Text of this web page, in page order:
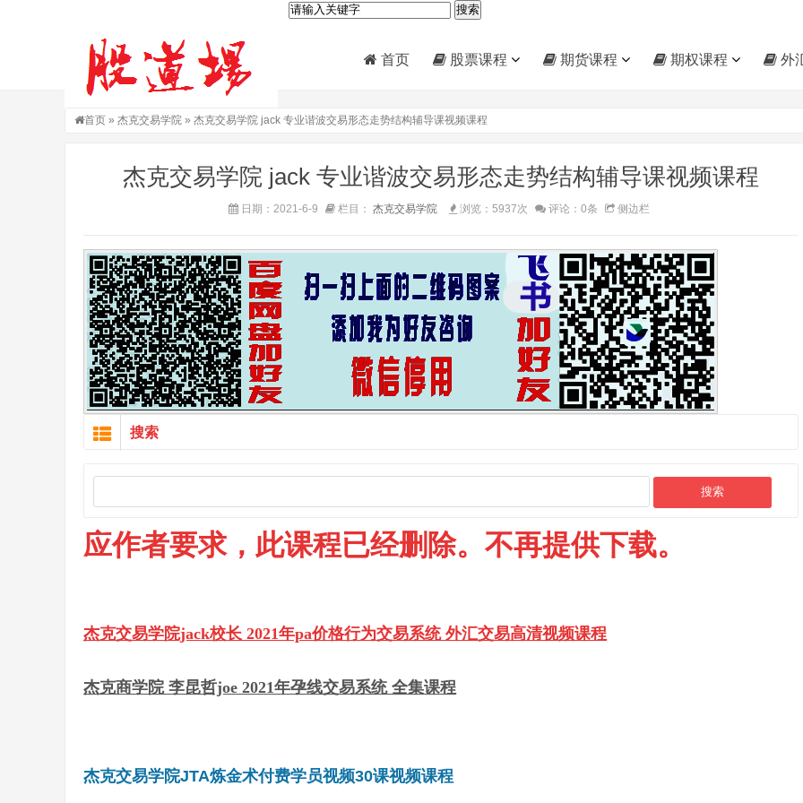
首页 股票课程 期货课程 期权课程 外
首页 » 杰克交易学院 » 杰克交易学院 jack 专业谐波交易形态走势结构辅导课视频课程
杰克交易学院 jack 专业谐波交易形态走势结构辅导课视频课程
日期：2021-6-9 栏目： 杰克交易学院 浏览：5937次 评论：0条 侧边栏
搜索
应作者要求，此课程已经删除。不再提供下载。
杰克交易学院jack校长 2021年pa价格行为交易系统 外汇交易高清视频课程
杰克商学院 李昆哲joe 2021年孕线交易系统 全集课程
杰克交易学院JTA炼金术付费学员视频30课视频课程